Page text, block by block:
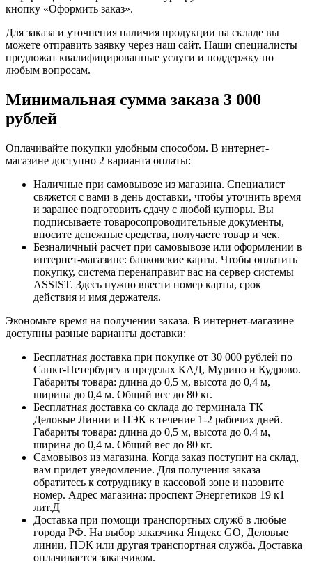
кнопку «Оформить заказ».
Для заказа и уточнения наличия продукции на складе вы
можете отправить заявку через наш сайт. Наши специалисты
предложат квалифицированные услуги и поддержку по
любым вопросам.
Минимальная сумма заказа 3 000
рублей
Оплачивайте покупки удобным способом. В интернет-
магазине доступно 2 варианта оплаты:
Наличные при самовывозе из магазина. Специалист
свяжется с вами в день доставки, чтобы уточнить время
и заранее подготовить сдачу с любой купюры. Вы
подписываете товаросопроводительные документы,
вносите денежные средства, получаете товар и чек.
Безналичный расчет при самовывозе или оформлении в
интернет-магазине: банковские карты. Чтобы оплатить
покупку, система перенаправит вас на сервер системы
ASSIST. Здесь нужно ввести номер карты, срок
действия и имя держателя.
Экономьте время на получении заказа. В интернет-магазине
доступны разные варианты доставки:
Бесплатная доставка при покупке от 30 000 рублей по
Санкт-Петербургу в пределах КАД, Мурино и Кудрово.
Габариты товара: длина до 0,5 м, высота до 0,4 м,
ширина до 0,4 м. Общий вес до 80 кг.
Бесплатная доставка со склада до терминала ТК
Деловые Линии и ПЭК в течение 1-2 рабочих дней.
Габариты товара: длина до 0,5 м, высота до 0,4 м,
ширина до 0,4 м. Общий вес до 80 кг.
Самовывоз из магазина. Когда заказ поступит на склад,
вам придет уведомление. Для получения заказа
обратитесь к сотруднику в кассовой зоне и назовите
номер. Адрес магазина: проспект Энергетиков 19 к1
лит.Д
Доставка при помощи транспортных служб в любые
города РФ. На выбор заказчика Яндекс GO, Деловые
линии, ПЭК или другая транспортная служба. Доставка
оплачивается заказчиком.